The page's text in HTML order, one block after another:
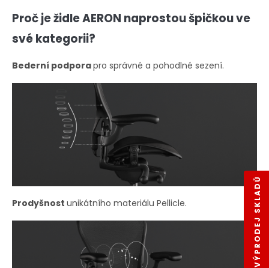
Proč je židle AERON naprostou špičkou ve
své kategorii?
Bederní podporapro správné a pohodlné sezení.
Prodyšnost unikátního materiálu Pellicle. VÝPRODEJ SKLADŮ